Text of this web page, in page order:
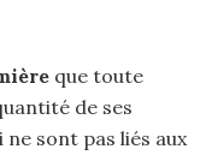
que toute
de ses
sont pas liés aux